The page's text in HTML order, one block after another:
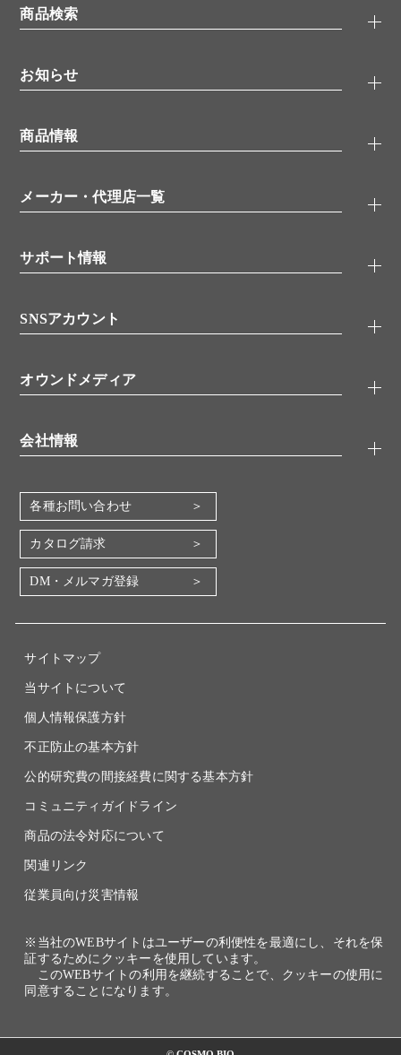
商品検索
タンパク質検索
ELISA/ELISpot検索
品番検索
お知らせ
無料サンプル
ウェビナー （オンラインセミナー）
学会・展示スケジュール
商品情報
抗体
シグナル伝達
糖類／レクチン
分子生物
バイオメディカル(環境・食品)
機器・消耗品
メーカー・代理店一覧
代理店
サポート情報
アプリケーションノート
書類ダウンロード
SNSアカウント
YouTube
オウンドメディア
会社情報
会社概要
地図・アクセス（本社）
IR情報
電子公告
各種お問い合わせ
カタログ請求
DM・メルマガ登録
サイトマップ
当サイトについて
個人情報保護方針
不正防止の基本方針
公的研究費の間接経費に関する基本方針
コミュニティガイドライン
商品の法令対応について
関連リンク
従業員向け災害情報
※当社のWEBサイトはユーザーの利便性を最適にし、それを保
証するためにクッキーを使用しています。
このWEBサイトの利用を継続することで、クッキーの使用に
同意することになります。